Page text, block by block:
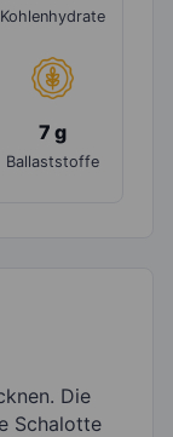
Kohlenhydrate
7 g
Ballaststoffe
Die
Schalotte